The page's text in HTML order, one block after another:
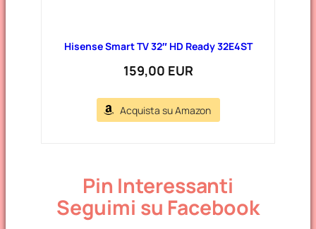
Hisense Smart TV 32″ HD Ready 32E4ST
159,00 EUR
Acquista su Amazon
Pin Interessanti
Seguimi su Facebook